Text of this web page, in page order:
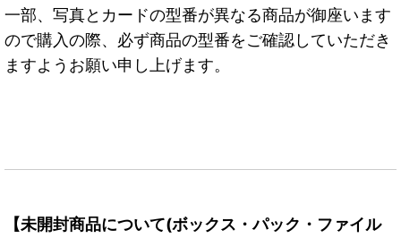
一部、写真とカードの型番が異なる商品が御座います
ので購入の際、必ず商品の型番をご確認していただき
ますようお願い申し上げます。
【未開封商品について(ボックス・パック・ファイル